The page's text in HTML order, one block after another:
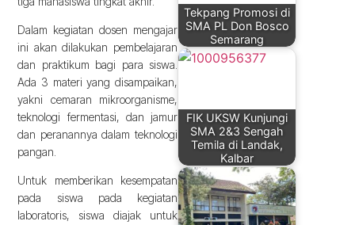
Dalam kegiatan dosen mengajar
ini akan dilakukan pembelajaran
dan praktikum bagi para siswa.
Ada 3 materi yang disampaikan,
yakni cemaran mikroorganisme,
teknologi fermentasi, dan jamur
dan peranannya dalam teknologi
pangan.
Untuk memberikan kesempatan
pada siswa pada kegiatan
laboratoris, siswa diajak untuk
Tekpang Promosi di
SMA PL Don Bosco
Semarang
FIK UKSW Kunjungi
SMA 2&3 Sengah
Temila di Landak,
Kalbar